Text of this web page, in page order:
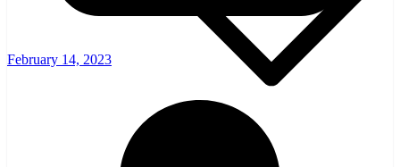
February 14, 2023